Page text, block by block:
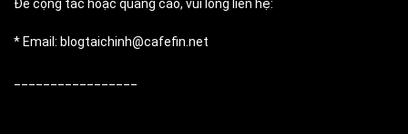
Để cộng tác hoặc quảng cáo, vui lòng liên hệ:
* Email: blogtaichinh@cafefin.net